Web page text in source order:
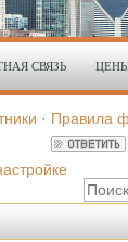
СВЯЗЬ
· Правила